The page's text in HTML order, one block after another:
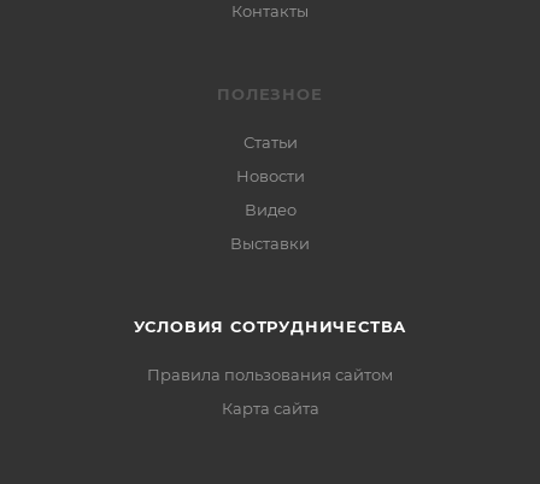
Контакты
ПОЛЕЗНОЕ
Статьи
Новости
Видео
Выставки
УСЛОВИЯ СОТРУДНИЧЕСТВА
Правила пользования сайтом
Карта сайта